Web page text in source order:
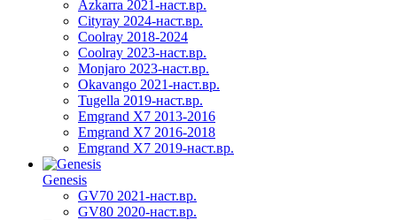
Azkarra 2021-наст.вр.
Cityray 2024-наст.вр.
Coolray 2018-2024
Coolray 2023-наст.вр.
Monjaro 2023-наст.вр.
Okavango 2021-наст.вр.
Tugella 2019-наст.вр.
Emgrand Х7 2013-2016
Emgrand X7 2016-2018
Emgrand X7 2019-наст.вр.
Genesis
GV70 2021-наст.вр.
GV80 2020-наст.вр.